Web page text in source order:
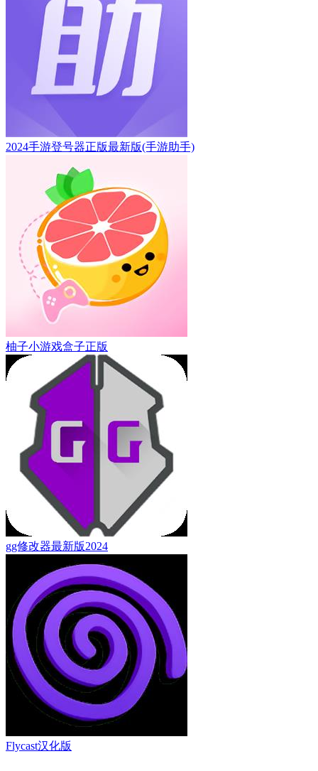
2024手游登号器正版最新版(手游助手)
柚子小游戏盒子正版
gg修改器最新版2024
Flycast汉化版